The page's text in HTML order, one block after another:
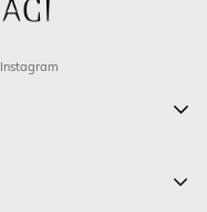
Instagram